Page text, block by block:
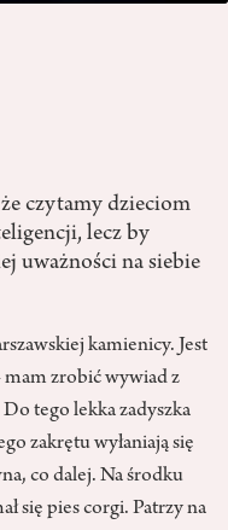
czytamy dzieciom
lecz by
uważności na siebie
kamienicy. Jest
mam zrobić wywiad z
tego lekka zadyszka
zakrętu wyłaniają się
co dalej. Na środku
się pies corgi. Patrzy na